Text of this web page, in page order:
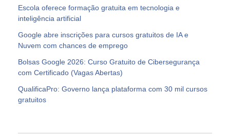
Escola oferece formação gratuita em tecnologia e
inteligência artificial
Google abre inscrições para cursos gratuitos de IA e
Nuvem com chances de emprego
Bolsas Google 2026: Curso Gratuito de Cibersegurança
com Certificado (Vagas Abertas)
QualificaPro: Governo lança plataforma com 30 mil cursos
gratuitos